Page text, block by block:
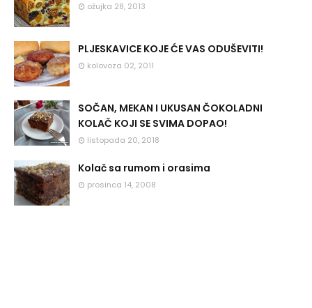
ožujka 28, 2013
PLJESKAVICE KOJE ĆE VAS ODUŠEVITI!
kolovoza 02, 2011
SOČAN, MEKAN I UKUSAN ČOKOLADNI
KOLAČ KOJI SE SVIMA DOPAO!
listopada 20, 2018
Kolač sa rumom i orasima
prosinca 14, 2008